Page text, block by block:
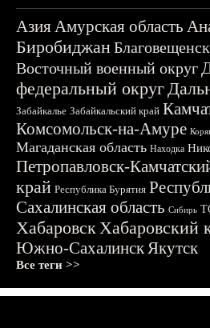
АзияАмурская область
БиробиджанБлаговещенск
Восточный военный округ
федеральный округ
Забайкалье Забайкальский край
Комсомольск-на-Амуре
Магаданская область Находка
Петропавловск-
край Республика Бурятия
Сахалинская область Сибирь
ХабаровскХабаровский
Южно-СахалинскЯкутск
Все теги >>